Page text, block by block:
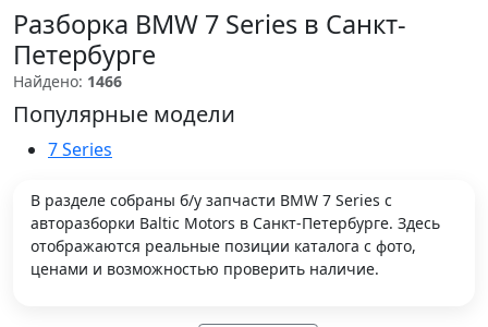
Разборка BMW 7 Series в Санкт-
Петербурге
Найдено: 1466
Популярные модели
7 Series
В разделе собраны б/у запчасти BMW 7 Series с
авторазборки Baltic Motors в Санкт-Петербурге. Здесь
отображаются реальные позиции каталога с фото,
ценами и возможностью проверить наличие.